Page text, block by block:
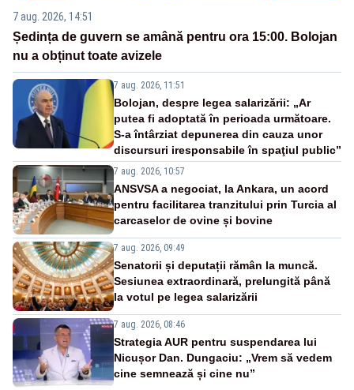
7 aug. 2026, 14:51
Ședința de guvern se amână pentru ora 15:00. Bolojan
nu a obținut toate avizele
7 aug. 2026, 11:51
Bolojan, despre legea salarizării: „Ar
putea fi adoptată în perioada următoare.
S-a întârziat depunerea din cauza unor
discursuri iresponsabile în spaţiul public”
7 aug. 2026, 10:57
ANSVSA a negociat, la Ankara, un acord
pentru facilitarea tranzitului prin Turcia al
carcaselor de ovine și bovine
7 aug. 2026, 09:49
Senatorii și deputații rămân la muncă.
Sesiunea extraordinară, prelungită până
la votul pe legea salarizării
7 aug. 2026, 08:46
Strategia AUR pentru suspendarea lui
Nicușor Dan. Dungaciu: „Vrem să vedem
cine semnează și cine nu”